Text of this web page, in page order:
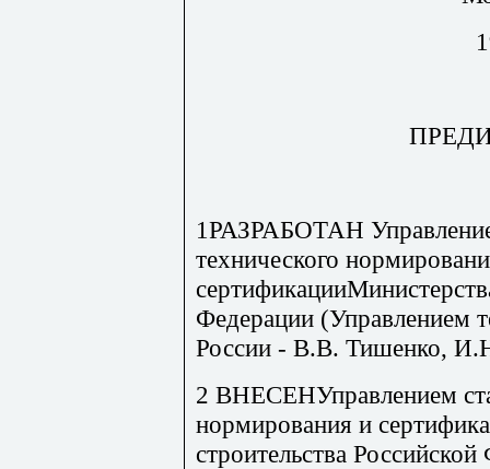
1РАЗРАБОТАН
технического
Федерации (Управлением
России - В.В. Тишенко,
2 ВНЕСЕНУправлением
нормирования и
строительства